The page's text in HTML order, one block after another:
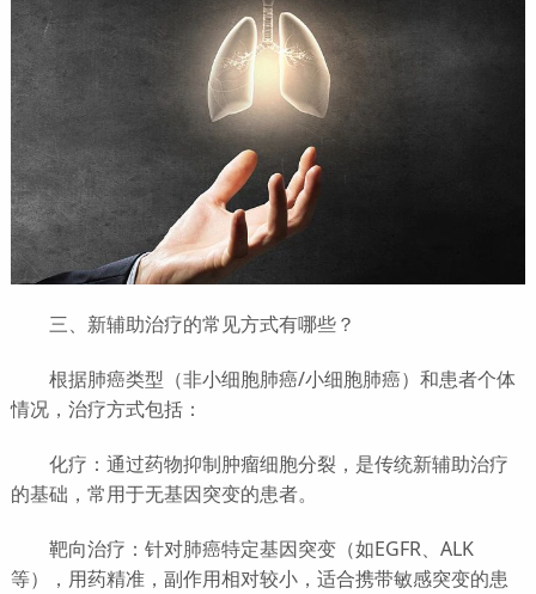
三、新辅助治疗的常见方式有哪些？
根据肺癌类型（非小细胞肺癌/小细胞肺癌）和患者个体
情况，治疗方式包括：
化疗：通过药物抑制肿瘤细胞分裂，是传统新辅助治疗
的基础，常用于无基因突变的患者。
靶向治疗：针对肺癌特定基因突变（如EGFR、ALK
等），用药精准，副作用相对较小，适合携带敏感突变的患